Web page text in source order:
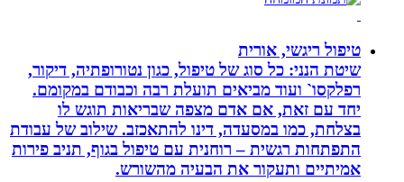
טיפול ריגשי, אורית
שיטת הנני: כל סוג של טיפול, כגון נטורופתיה, דיקור,
רפלקסו` ועוד מביאים תועלת רבה וכבודם במקומם.
יחד עם זאת, אם אדם מצפה שבריאות תוגש לו
בצלחת, כמו במסעדה, דינו להתאכזב. שילוב של עבודת
התפתחות רגשית – רוחנית עם טיפול בגוף, תניב פירות
אמיתיים ותעקור את הבעיה מהשורש.